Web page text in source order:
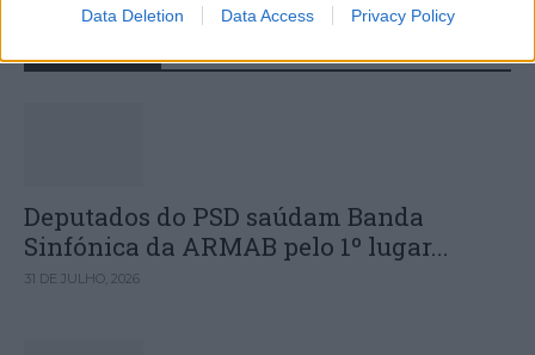
Data Deletion Data Access Privacy Policy
Deputados do PSD saúdam Banda
Sinfónica da ARMAB pelo 1º lugar...
31 DE JULHO, 2026